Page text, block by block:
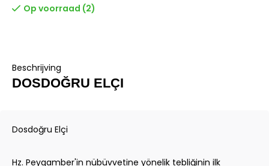
Op voorraad (2)
Beschrijving
DOSDOĞRU ELÇI
Dosdoğru Elçi
Hz. Peygamber'in nübüvvetine yönelik tebliğinin ilk